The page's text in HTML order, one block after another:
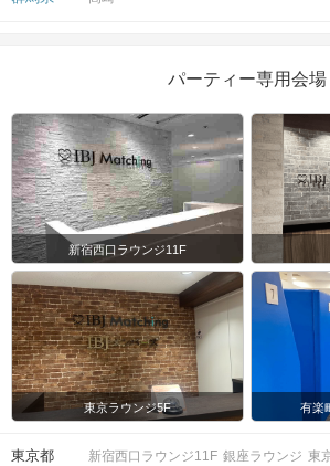
パーティー専用会場
新宿西口ラウンジ11F
東京ラウンジ5F 有楽
東京都 新宿西口ラウンジ11F 銀座ラウンジ 東